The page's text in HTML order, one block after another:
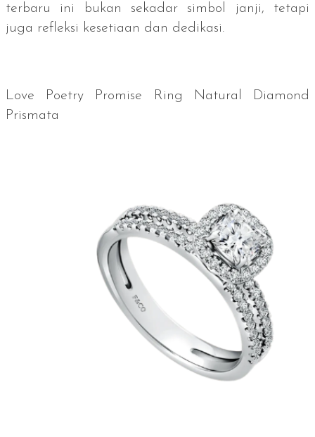
terbaru ini bukan sekadar simbol janji, tetapi
juga refleksi kesetiaan dan dedikasi.
Love Poetry Promise Ring Natural Diamond
Prismata